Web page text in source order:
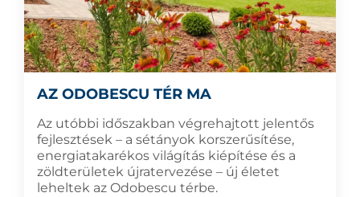
AZ ODOBESCU TÉR MA
Az utóbbi időszakban végrehajtott jelentős
fejlesztések – a sétányok korszerűsítése,
energiatakarékos világítás kiépítése és a
zöldterületek újratervezése – új életet
leheltek az Odobescu térbe.